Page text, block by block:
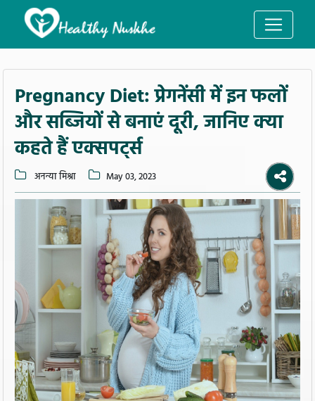
Pregnancy Diet: प्रेगनेंसी में इन फलों
और सब्जियों से बनाएं दूरी, जानिए क्या
कहते हैं एक्सपर्ट्स
अनन्या मिश्रा May 03, 2023